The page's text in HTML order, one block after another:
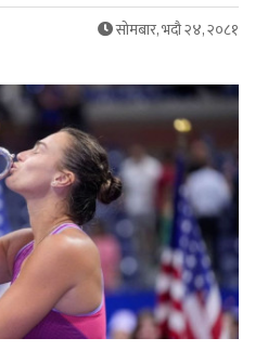
सोमबार, भदौ २४, २०८१